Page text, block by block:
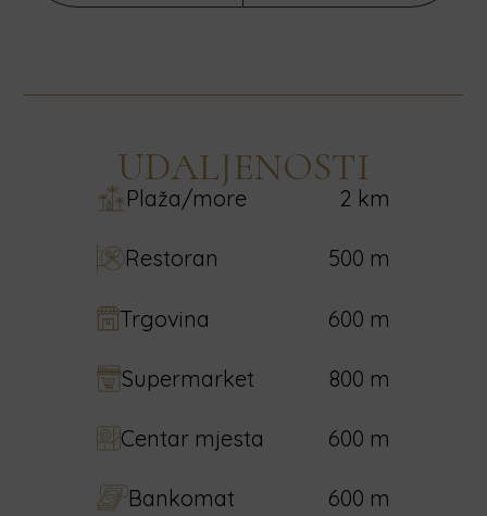
UDALJENOSTI
Plaža/more 2 km
Restoran 500 m
Trgovina 600 m
Supermarket 800 m
Centar mjesta 600 m
Bankomat 600 m